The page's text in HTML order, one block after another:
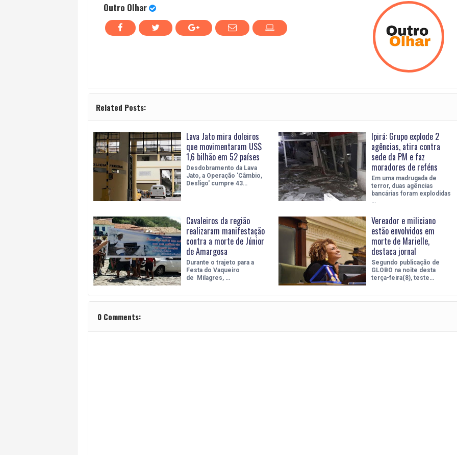
Outro Olhar
Related Posts:
Lava Jato mira doleiros
que movimentaram US$
1,6 bilhão em 52 países
Desdobramento da Lava
Jato, a Operação 'Câmbio,
Desligo' cumpre 43…
Ipirá: Grupo explode 2
agências, atira contra
sede da PM e faz
moradores de reféns
Em uma madrugada de
terror, duas agências
bancárias foram explodidas
…
Cavaleiros da região
realizaram manifestação
contra a morte de Júnior
de Amargosa
Durante o trajeto para a
Festa do Vaqueiro
de Milagres, …
Vereador e miliciano
estão envolvidos em
morte de Marielle,
destaca jornal
Segundo publicação de
GLOBO na noite desta
terça-feira(8), teste…
0 Comments: